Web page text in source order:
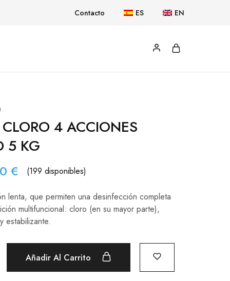
Contacto ES EN
4 ACCIONES
5 KG
€ (199 disponibles)
lenta, que permiten una desinfección completa
multifuncional: cloro (en su mayor parte),
estabilizante.
Añadir Al Carrito